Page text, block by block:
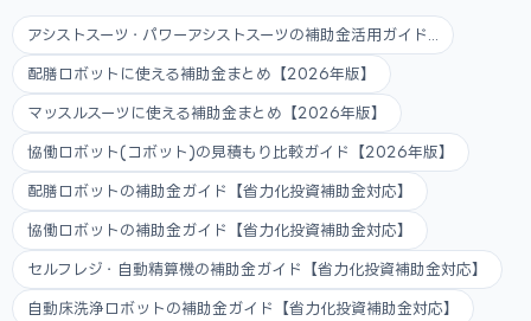
アシストスーツ・パワーアシストスーツの補助金活用ガイド...
配膳ロボットに使える補助金まとめ【2026年版】
マッスルスーツに使える補助金まとめ【2026年版】
協働ロボット(コボット)の見積もり比較ガイド【2026年版】
配膳ロボットの補助金ガイド【省力化投資補助金対応】
協働ロボットの補助金ガイド【省力化投資補助金対応】
セルフレジ・自動精算機の補助金ガイド【省力化投資補助金対応】
自動床洗浄ロボットの補助金ガイド【省力化投資補助金対応】